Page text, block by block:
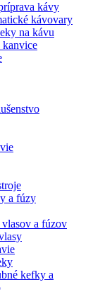
kávy
kávovary
na kávu
kanvice
a fúzy
vlasov a fúzov
kefky a